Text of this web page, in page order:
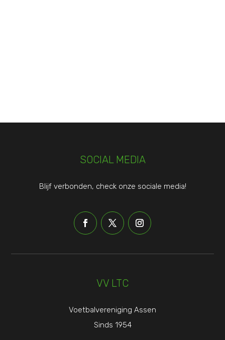
SOCIAL MEDIA
Blijf verbonden, check onze sociale media!
VV LTC
Voetbalvereniging Assen
Sinds 1954